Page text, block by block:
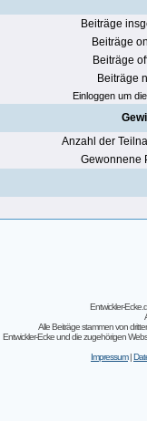
Beiträge
Beiträge
Beiträge
Beiträge
Einloggen um
Anzahl der
Gewonnene
Entwickler-
Alle Beiträge stammen von
Entwickler-Ecke und die zugehörigen
Impressum|